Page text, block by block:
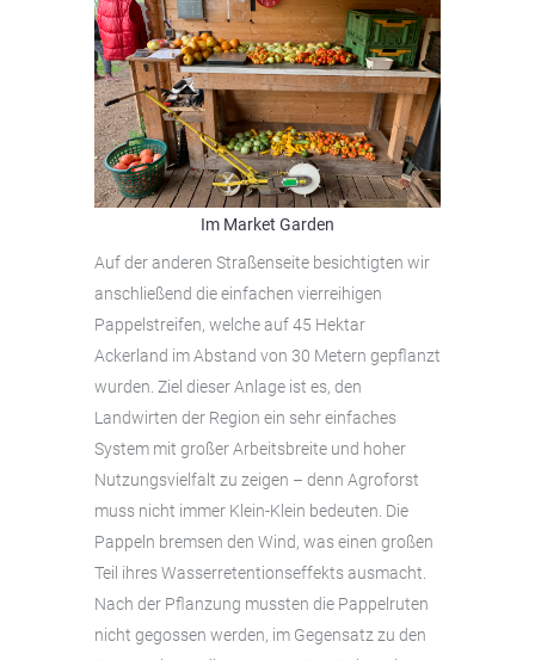
Im Market Garden
Auf der anderen Straßenseite besichtigten wir
anschließend die einfachen vierreihigen
Pappelstreifen, welche auf 45 Hektar
Ackerland im Abstand von 30 Metern gepflanzt
wurden. Ziel dieser Anlage ist es, den
Landwirten der Region ein sehr einfaches
System mit großer Arbeitsbreite und hoher
Nutzungsvielfalt zu zeigen – denn Agroforst
muss nicht immer Klein-Klein bedeuten. Die
Pappeln bremsen den Wind, was einen großen
Teil ihres Wasserretentionseffekts ausmacht.
Nach der Pflanzung mussten die Pappelruten
nicht gegossen werden, im Gegensatz zu den